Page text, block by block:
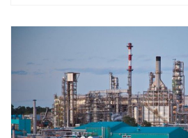
Смотреть проект